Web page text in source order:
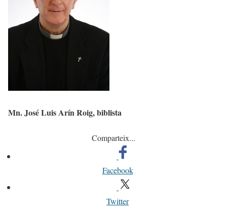
Mn. José Luis Arín Roig, biblista
Comparteix...
Facebook
Twitter